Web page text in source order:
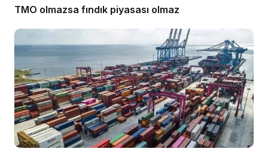
TMO olmazsa fındık piyasası olmaz